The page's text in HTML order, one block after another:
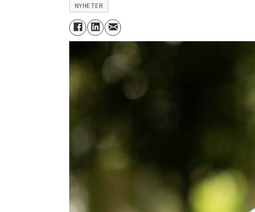
NYHETER